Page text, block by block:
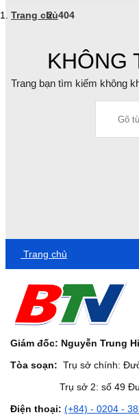
Trang chủ404
KHÔNG
Trang bạn tìm kiếm không
Trang chủ
Giám đốc: Nguyễn Trung
Tòa soạn: Trụ sở chính:
Trụ sở 2: số 49 Đường
Điện thoại: (+84) - 0204 -